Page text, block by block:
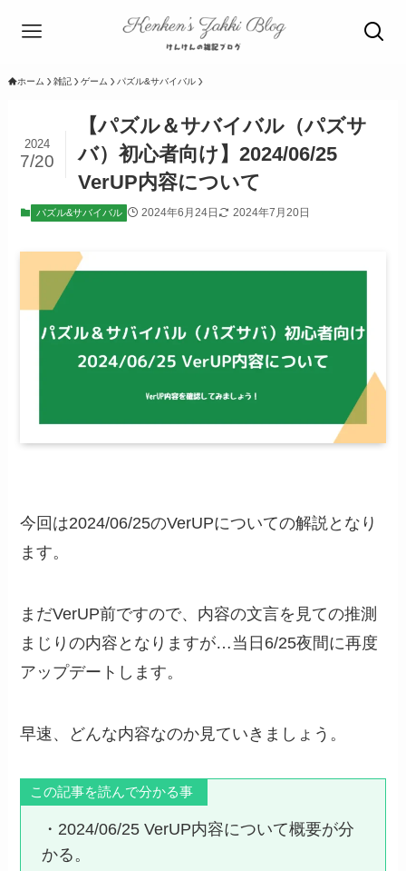
ホーム 雑記 ゲーム パズル&サバイバル
【パズル＆サバイバル（パズサ
バ）初心者向け】2024/06/25
VerUP内容について
2024
7/20
パズル&サバイバル 2024年6月24日 2024年7月20日
今回は2024/06/25のVerUPについての解説となり
ます。
まだVerUP前ですので、内容の文言を見ての推測
まじりの内容となりますが…当日6/25夜間に再度
アップデートします。
早速、どんな内容なのか見ていきましょう。
この記事を読んで分かる事
・2024/06/25 VerUP内容について概要が分
かる。